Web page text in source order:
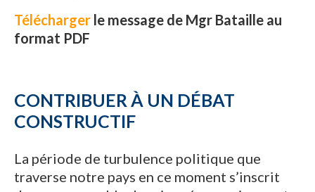
Télécharger le message de Mgr Bataille au
format PDF
CONTRIBUER À UN DÉBAT
CONSTRUCTIF
La période de turbulence politique que
traverse notre pays en ce moment s’inscrit